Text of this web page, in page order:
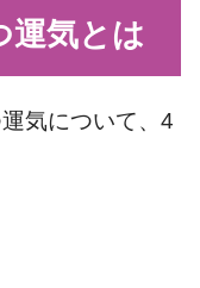
運気とは
気について、4